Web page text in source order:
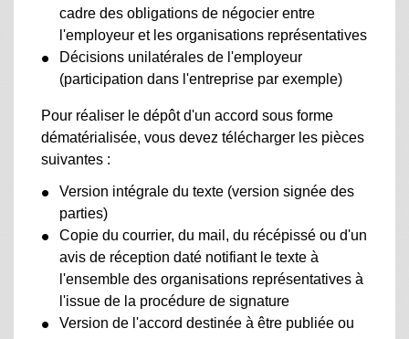
cadre des obligations de négocier entre
l'employeur et les organisations représentatives
Décisions unilatérales de l'employeur
(participation dans l'entreprise par exemple)
Pour réaliser le dépôt d'un accord sous forme
dématérialisée, vous devez télécharger les pièces
suivantes :
Version intégrale du texte (version signée des
parties)
Copie du courrier, du mail, du récépissé ou d'un
avis de réception daté notifiant le texte à
l'ensemble des organisations représentatives à
l'issue de la procédure de signature
Version de l'accord destinée à être publiée ou